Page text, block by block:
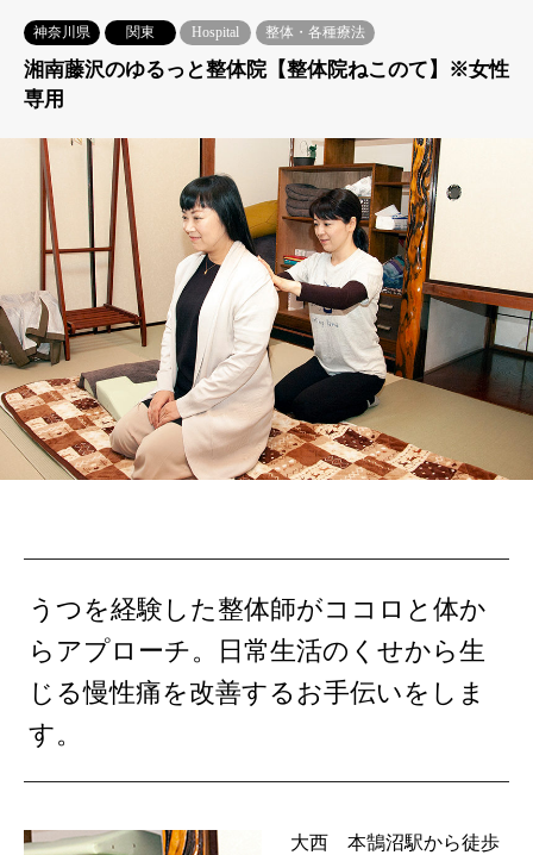
神奈川県 関東 Hospital 整体・各種療法
湘南藤沢のゆるっと整体院【整体院ねこのて】※女性
専用
うつを経験した整体師がココロと体か
らアプローチ。日常生活のくせから生
じる慢性痛を改善するお手伝いをしま
す。
大西 本鵠沼駅から徒歩